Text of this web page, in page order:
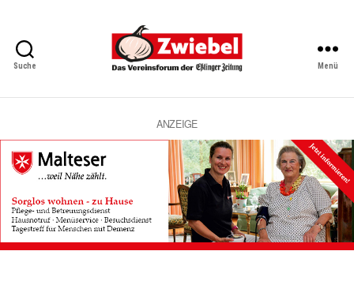
Suche
Vereinsforum
Eßlinger
Zeitung
Menü
ANZEIGE